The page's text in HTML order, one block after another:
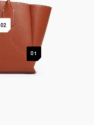
ALLER À L'ÉLÉMENT 1
01
ALLER À L'ÉLÉMENT 2
02